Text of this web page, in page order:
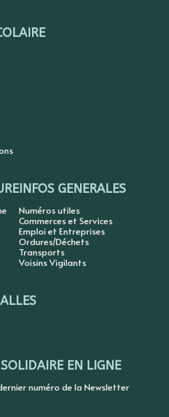
INFOS GENERALES
Numéros utiles
Commerces et Services
Emploi et Entreprises
Ordures/Déchets
Transports
Voisins Vigilants
EN LIGNE
numéro de la Newsletter